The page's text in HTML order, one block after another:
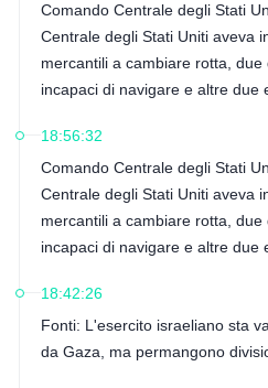
marittimo degli Stati Uniti contro
Comando Centrale degli Stati
Centrale degli Stati Uniti aveva
mercantili a cambiare rotta,
incapaci di navigare e altre due
avevano permesso a quasi 35
per condurre operazioni di
18:56:32
Comando Centrale degli Stati
Centrale degli Stati Uniti aveva
mercantili a cambiare rotta,
incapaci di navigare e altre due
avevano permesso a quasi 35
per condurre operazioni di
18:42:26
Fonti: L'esercito israeliano sta
da Gaza, ma permangono